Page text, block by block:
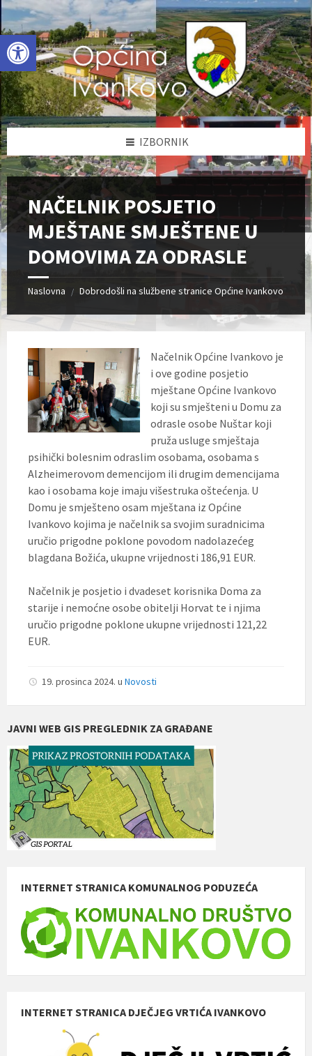
Open toolbar
Skip
to
content
Skip
to
left
sidebar
Skip
to
footer
IZBORNIK
NAČELNIK POSJETIO
MJEŠTANE SMJEŠTENE U
DOMOVIMA ZA ODRASLE
Naslovna / Dobrodošli na službene stranice Općine Ivankovo
Načelnik Općine Ivankovo je
i ove godine posjetio
mještane Općine Ivankovo
koji su smješteni u Domu za
odrasle osobe Nuštar koji
pruža usluge smještaja
psihički bolesnim odraslim osobama, osobama s
Alzheimerovom demencijom ili drugim demencijama
kao i osobama koje imaju višestruka oštećenja. U
Domu je smješteno osam mještana iz Općine
Ivankovo kojima je načelnik sa svojim suradnicima
uručio prigodne poklone povodom nadolazećeg
blagdana Božića, ukupne vrijednosti 186,91 EUR.
Načelnik je posjetio i dvadeset korisnika Doma za
starije i nemoćne osobe obitelji Horvat te i njima
uručio prigodne poklone ukupne vrijednosti 121,22
EUR.
19. prosinca 2024. u Novosti
JAVNI WEB GIS PREGLEDNIK ZA GRAĐANE
INTERNET STRANICA KOMUNALNOG PODUZEĆA
INTERNET STRANICA DJEČJEG VRTIĆA IVANKOVO